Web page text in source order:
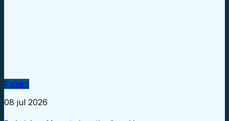
Fiskeri
08 jul 2026